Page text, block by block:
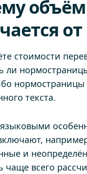
объём
стоимости
ли
текста.
и
чаще всего